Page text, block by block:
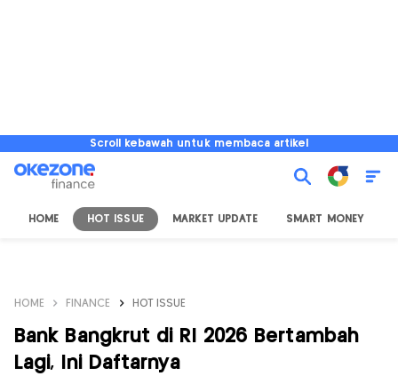
Scroll kebawah untuk membaca artikel
HOME HOT ISSUE MARKET UPDATE SMART MONEY
HOME FINANCE HOT ISSUE
Bank Bangkrut di RI 2026 Bertambah
Lagi, Ini Daftarnya